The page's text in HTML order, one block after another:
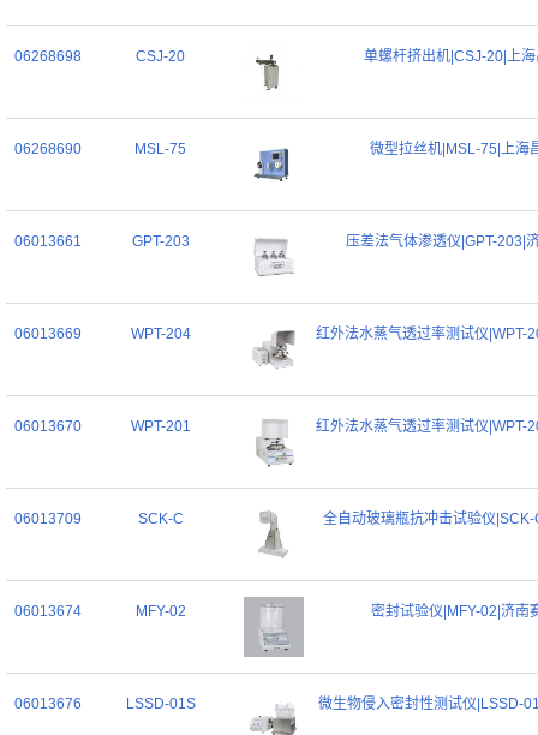
06268698 CSJ-20 单螺杆挤出机|CSJ-20|上
06268690 MSL-75 微型拉丝机|MSL-75|上海
06013661 GPT-203 压差法气体渗透仪|GPT-203|
06013669 WPT-204 红外法水蒸气透过率测试仪|WPT-
06013670 WPT-201 红外法水蒸气透过率测试仪|WPT-
06013709 SCK-C 全自动玻璃瓶抗冲击试验仪
06013674 MFY-02 密封试验仪|MFY-02|济南
06013676 LSSD-01S 微生物侵入密封性测试仪|LSSD-